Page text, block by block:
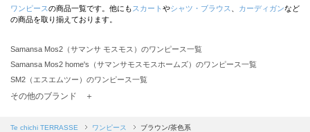
ワンピースの商品一覧です。他にも スカート やシャツ・ブラウス カーディガンなど
の商品を取り揃えております。
Samansa Mos2（サマンサ モスモス）のワンピース一覧
Samansa Mos2 home's（サマンサモスモスホームズ）のワンピース一覧
SM2（エスエムツー）のワンピース一覧
TSUHARU by Samansa Mos2（ツハルバイサマンサモスモス）のワンピース一覧
Samansa Mos2 blue（サマンサモスモス ブルー）のワンピース一覧
その他のブランド ＋
Te chichi TERRASSE ワンピース ブラウン/茶色系